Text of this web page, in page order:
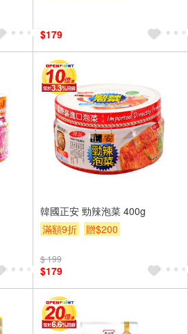
$179
韓國正安 勁辣泡菜 400g
滿額9折
贈$200
$ 199
$179